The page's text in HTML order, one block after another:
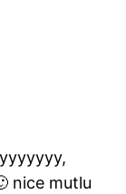
nice mutlu